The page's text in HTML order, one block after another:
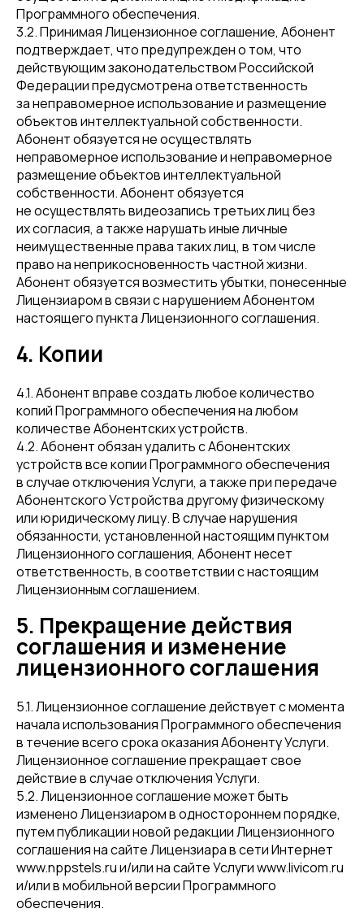
Программного обеспечения.
3.2. Принимая Лицензионное соглашение, Абонент
подтверждает, что предупрежден о том, что
действующим законодательством Российской
Федерации предусмотрена ответственность
за неправомерное использование и размещение
объектов интеллектуальной собственности.
Абонент обязуется не осуществлять
неправомерное использование и неправомерное
размещение объектов интеллектуальной
собственности. Абонент обязуется
не осуществлять видеозапись третьих лиц без
их согласия, а также нарушать иные личные
неимущественные права таких лиц, в том числе
право на неприкосновенность частной жизни.
Абонент обязуется возместить убытки, понесенные
Лицензиаром в связи с нарушением Абонентом
настоящего пункта Лицензионного соглашения.
4. Копии
4.1. Абонент вправе создать любое количество
копий Программного обеспечения на любом
количестве Абонентских устройств.
4.2. Абонент обязан удалить с Абонентских
устройств все копии Программного обеспечения
в случае отключения Услуги, а также при передаче
Абонентского Устройства другому физическому
или юридическому лицу. В случае нарушения
обязанности, установленной настоящим пунктом
Лицензионного соглашения, Абонент несет
ответственность, в соответствии с настоящим
Лицензионным соглашением.
5. Прекращение действия
соглашения и изменение
лицензионного соглашения
5.1. Лицензионное соглашение действует с момента
начала использования Программного обеспечения
в течение всего срока оказания Абоненту Услуги.
Лицензионное соглашение прекращает свое
действие в случае отключения Услуги.
5.2. Лицензионное соглашение может быть
изменено Лицензиаром в одностороннем порядке,
путем публикации новой редакции Лицензионного
соглашения на сайте Лицензиара в сети Интернет
www.nppstels.ru и/или на сайте Услуги www.livicom.ru
и/или в мобильной версии Программного
обеспечения.